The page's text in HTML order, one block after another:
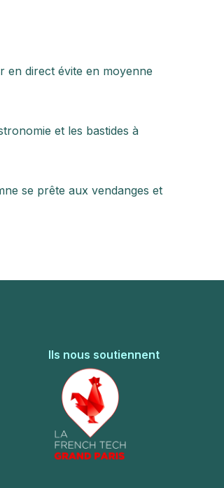
en direct évite en moyenne
et les bastides à
se prête aux vendanges et
Ils nous soutiennent